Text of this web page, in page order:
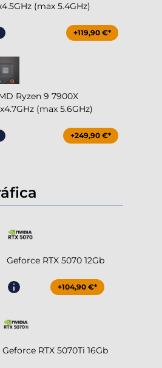
(max 5.4GHz)
+119,90 €*
Ryzen 9 7900X
(max 5.6GHz)
+249,90 €*
Geforce RTX 5070 12Gb
+104,90 €*
Geforce RTX 5070Ti 16Gb